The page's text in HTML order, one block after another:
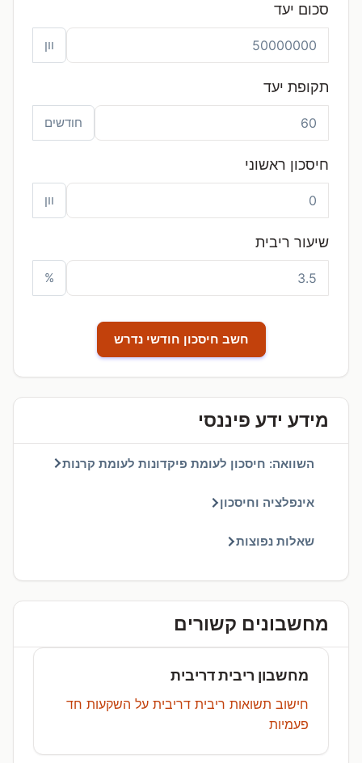
סכום יעד
וון
תקופת יעד
חודשים
חיסכון ראשוני
וון
שיעור ריבית
%
חשב חיסכון חודשי נדרש
מידע ידע פיננסי
השוואה: חיסכון לעומת פיקדונות לעומת קרנות
אינפלציה וחיסכון
שאלות נפוצות
מחשבונים קשורים
מחשבון ריבית דריבית
חישוב תשואות ריבית דריבית על השקעות חד
פעמיות